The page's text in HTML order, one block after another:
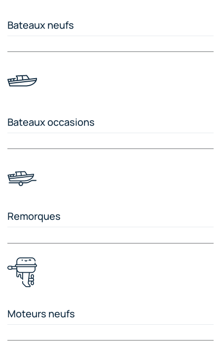
Bateaux neufs
Bateaux occasions
Remorques
Moteurs neufs